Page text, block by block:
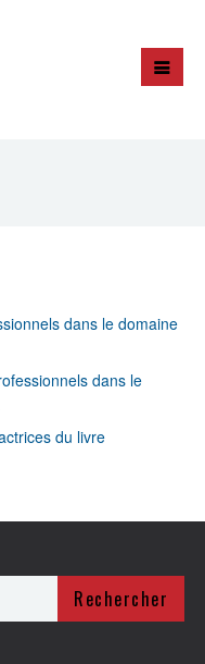
dans le domaine
dans le
du livre
Rechercher